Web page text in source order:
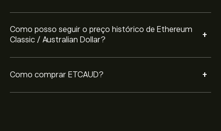
Como posso seguir o preço histórico de Ethereum
Classic / Australian Dollar?
+
Como comprar ETCAUD? +